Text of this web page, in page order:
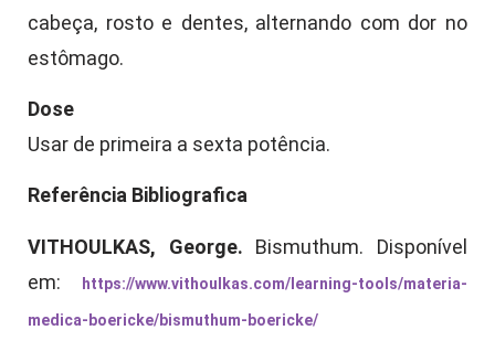
cabeça, rosto e dentes, alternando com dor no
estômago.
Dose
Usar de primeira a sexta potência.
Referência Bibliografica
VITHOULKAS, George. Bismuthum. Disponível
em:
https://www.vithoulkas.com/learning-tools/materia-
medica-boericke/bismuthum-boericke/